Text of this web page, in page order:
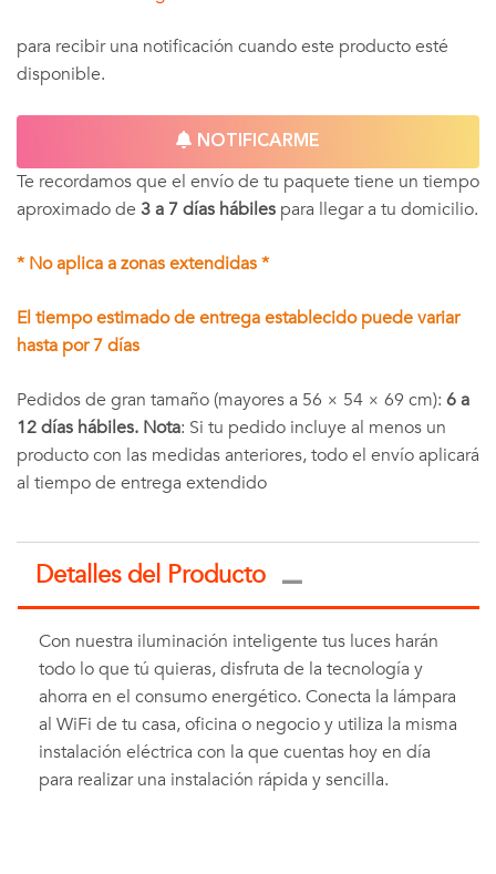
para recibir una notificación cuando este producto esté
disponible.
NOTIFICARME
Te recordamos que el envío de tu paquete tiene un tiempo
aproximado de 3 a 7 días hábiles para llegar a tu domicilio.
* No aplica a zonas extendidas *
El tiempo estimado de entrega establecido puede variar
hasta por 7 días
Pedidos de gran tamaño (mayores a 56 × 54 × 69 cm): 6 a
12 días hábiles. Nota: Si tu pedido incluye al menos un
producto con las medidas anteriores, todo el envío aplicará
al tiempo de entrega extendido
Detalles del Producto
Con nuestra iluminación inteligente tus luces harán
todo lo que tú quieras, disfruta de la tecnología y
ahorra en el consumo energético. Conecta la lámpara
al WiFi de tu casa, oficina o negocio y utiliza la misma
instalación eléctrica con la que cuentas hoy en día
para realizar una instalación rápida y sencilla.